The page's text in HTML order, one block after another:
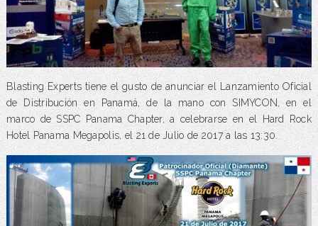
Blasting Experts tiene el gusto de anunciar el Lanzamiento Oficial
de Distribución en Panamá, de la mano con SIMYCON, en el
marco de SSPC Panama Chapter, a celebrarse en el Hard Rock
Hotel Panama Megapolis, el 21 de Julio de 2017 a las 13:30.